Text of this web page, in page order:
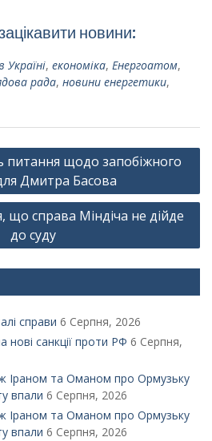
новини:
Україні, економіка, Енергоатом,
рада, новини енергетики,
питання щодо запобіжного
Дмитра Басова
справа Міндіча не дійде
до суду
справи 6 Серпня, 2026
нові санкції проти РФ 6 Серпня,
Іраном та Оманом про Ормузьку
впали 6 Серпня, 2026
Іраном та Оманом про Ормузьку
впали 6 Серпня, 2026